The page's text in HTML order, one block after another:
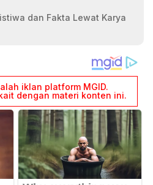
dan Fakta Lewat Karya